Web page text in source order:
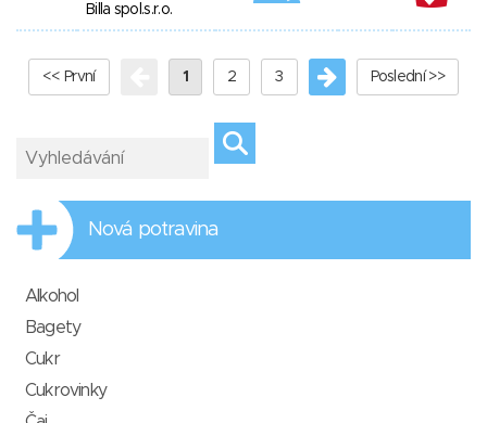
Billa spol.s.r.o.
<< První 1 2 3 Poslední >>
Nová potravina
Alkohol
Bagety
Cukr
Cukrovinky